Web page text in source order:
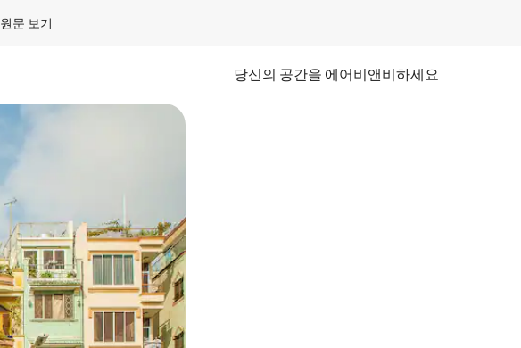
원문 보기
당신의 공간을 에어비앤비하세요